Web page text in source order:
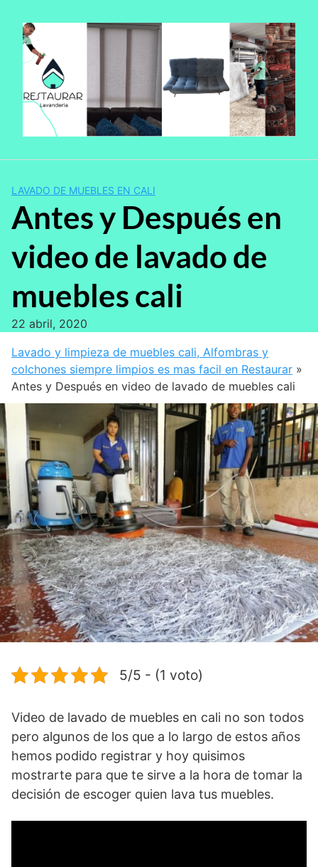
contenido
LAVADO DE MUEBLES EN CALI
Antes y Después en
video de lavado de
muebles cali
22 abril, 2020
Lavado y limpieza de muebles cali, Alfombras y
colchones siempre limpios es mas facil en Restaurar »
Antes y Después en video de lavado de muebles cali
5/5 - (1 voto)
Video de lavado de muebles en cali no son todos
pero algunos de los que a lo largo de estos años
hemos podido registrar y hoy quisimos
mostrarte para que te sirve a la hora de tomar la
decisión de escoger quien lava tus muebles.